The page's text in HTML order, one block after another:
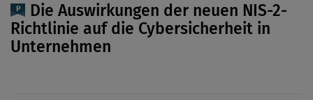
Die Auswirkungen der neuen NIS-2-
Richtlinie auf die Cybersicherheit in
Unternehmen